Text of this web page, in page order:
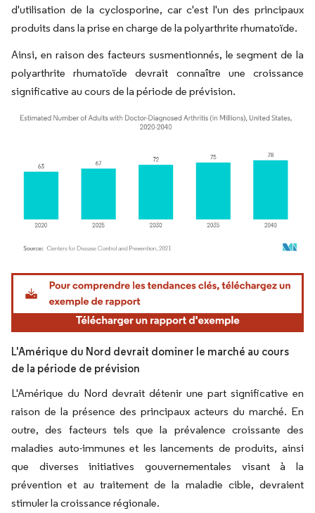
d'utilisation de la cyclosporine, car c'est l'un des principaux
produits dans la prise en charge de la polyarthrite rhumatoïde.
Ainsi, en raison des facteurs susmentionnés, le segment de la
polyarthrite rhumatoïde devrait connaître une croissance
significative au cours de la période de prévision.
Image © Mordor Intelligence. La réutilisation nécessite une attribution sous CC BY
L'Amérique du Nord devrait dominer le marché au cours
de la période de prévision
L'Amérique du Nord devrait détenir une part significative en
raison de la présence des principaux acteurs du marché. En
outre, des facteurs tels que la prévalence croissante des
maladies auto-immunes et les lancements de produits, ainsi
que diverses initiatives gouvernementales visant à la
prévention et au traitement de la maladie cible, devraient
stimuler la croissance régionale.